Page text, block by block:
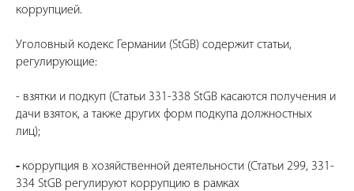
коррупцией.
Уголовный кодекс Германии (StGB) содержит статьи,
регулирующие:
- взятки и подкуп (Статьи 331-338 StGB касаются получения и
дачи взяток, а также других форм подкупа должностных
лиц);
- коррупция в хозяйственной деятельности (Статьи 299, 331-
334 StGB регулируют коррупцию в рамках